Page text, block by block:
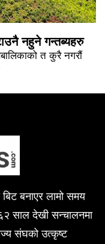
नहुने गन्तब्यहरु
त कुरै नगरौं
बनाएर लामो समय
साल देखी सन्चालनमा
संघको उत्कृष्ट